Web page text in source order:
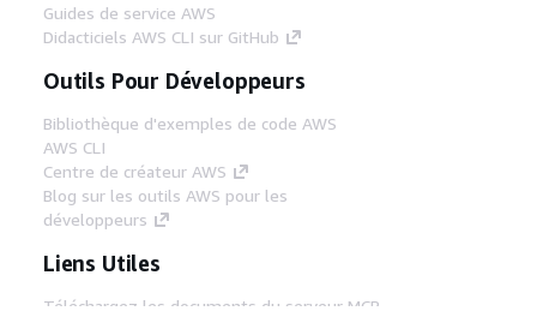
Guides de service AWS
Didacticiels AWS CLI sur GitHub
Outils Pour Développeurs
Bibliothèque d'exemples de code AWS
AWS CLI
Centre de créateur AWS
Blog sur les outils AWS pour les
développeurs
Liens Utiles
Téléchargez les documents du serveur MCP